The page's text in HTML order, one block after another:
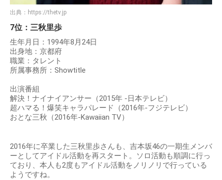
出典： https://thetv.jp
7位：三秋里歩
生年月日：1994年8月24日
出身地：京都府
職業：タレント
所属事務所：Showtitle
出演番組
解決！ナイナイアンサー（2015年 -日本テレビ）
超ハマる！爆笑キャラパレード（2016年-フジテレビ）
おとな三秋（2016年-Kawaiian TV）
2016年に卒業した三秋里歩さんも、吉本坂46の一期生メンバ
ーとしてアイドル活動を再スタート。ソロ活動も順調に行っ
ており、本人も2度もアイドル活動をノリノリで行っている
ようですね。